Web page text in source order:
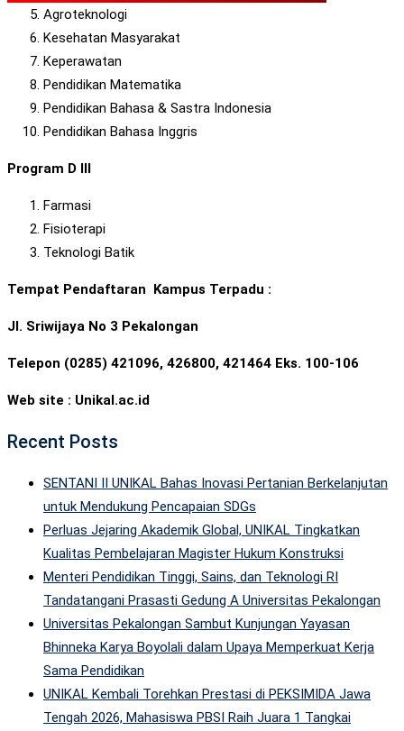
Agroteknologi
Kesehatan Masyarakat
Keperawatan
Pendidikan Matematika
Pendidikan Bahasa & Sastra Indonesia
Pendidikan Bahasa Inggris
Program D III
Farmasi
Fisioterapi
Teknologi Batik
Tempat Pendaftaran Kampus Terpadu :
Jl. Sriwijaya No 3 Pekalongan
Telepon (0285) 421096, 426800, 421464 Eks. 100-106
Web site : Unikal.ac.id
Recent Posts
SENTANI II UNIKAL Bahas Inovasi Pertanian Berkelanjutan
untuk Mendukung Pencapaian SDGs
Perluas Jejaring Akademik Global, UNIKAL Tingkatkan
Kualitas Pembelajaran Magister Hukum Konstruksi
Menteri Pendidikan Tinggi, Sains, dan Teknologi RI
Tandatangani Prasasti Gedung A Universitas Pekalongan
Universitas Pekalongan Sambut Kunjungan Yayasan
Bhinneka Karya Boyolali dalam Upaya Memperkuat Kerja
Sama Pendidikan
UNIKAL Kembali Torehkan Prestasi di PEKSIMIDA Jawa
Tengah 2026, Mahasiswa PBSI Raih Juara 1 Tangkai